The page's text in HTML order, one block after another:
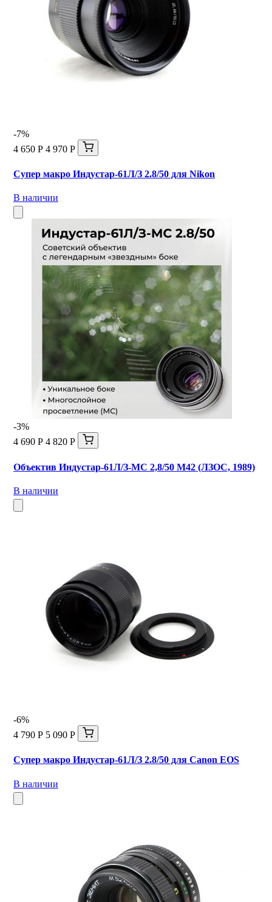
-7%
4 650 Р 4 970 Р
Супер макро Индустар-61Л/З 2.8/50 для Nikon
В наличии
-3%
4 690 Р 4 820 Р
Объектив Индустар-61Л/З-МС 2,8/50 М42 (ЛЗОС, 1989)
В наличии
-6%
4 790 Р 5 090 Р
Супер макро Индустар-61Л/З 2.8/50 для Canon EOS
В наличии